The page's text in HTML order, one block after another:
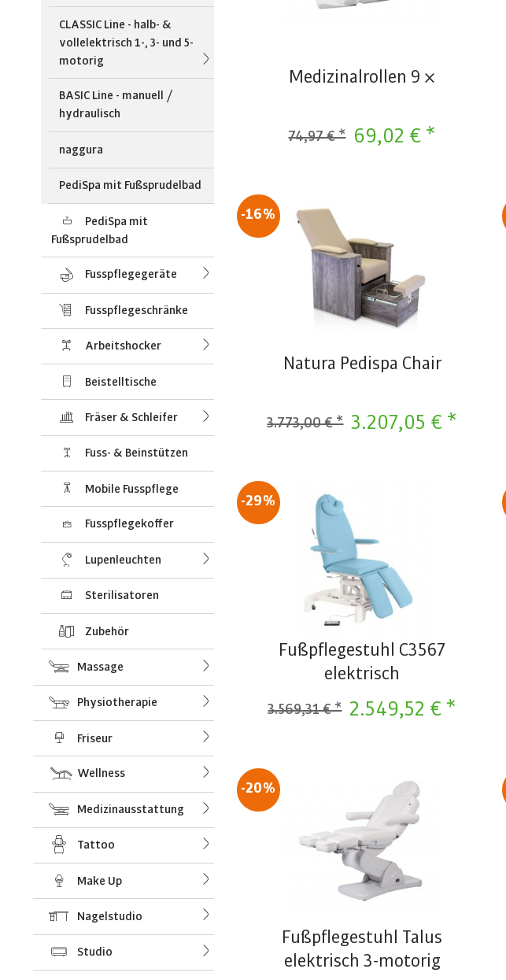
CLASSIC Line - halb- &
vollelektrisch 1-, 3- und 5-
motorig
BASIC Line - manuell /
hydraulisch
naggura
PediSpa mit Fußsprudelbad
PediSpa mit
Fußsprudelbad
Fusspflegegeräte
Fusspflegeschränke
Arbeitshocker
Beistelltische
Fräser & Schleifer
Fuss- & Beinstützen
Mobile Fusspflege
Fusspflegekoffer
Lupenleuchten
Sterilisatoren
Zubehör
Massage
Physiotherapie
Friseur
Wellness
Medizinausstattung
Tattoo
Make Up
Nagelstudio
Studio
Medizinalrollen 9 ×
69,02 € *
74,97 € *
-16%
Natura Pedispa Chair
3.207,05 € *
3.773,00 € *
-29%
Fußpflegestuhl C3567
elektrisch
2.549,52 € *
3.569,31 € *
-20%
Fußpflegestuhl Talus
elektrisch 3-motorig